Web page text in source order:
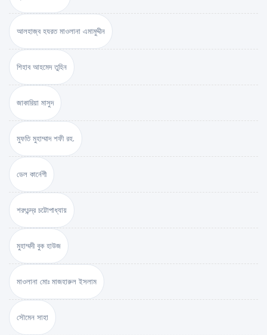
আলহাজ্ব হযরত মাওলানা এমামুদ্দীন
শিহাব আহমেদ তুহিন
জাকারিয়া মাসুদ
মুফতি মুহাম্মাদ শফী রহ.
ডেল কার্নেগী
শরৎচন্দ্র চট্টোপাধ্যায়
মুহাম্মদী বুক হাউজ
মাওলানা মোঃ মাজহারুল ইসলাম
সৌমেন সাহা